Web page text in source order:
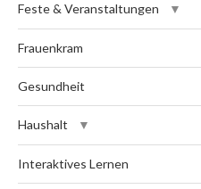
Feste & Veranstaltungen
Frauenkram
Gesundheit
Haushalt
Interaktives Lernen